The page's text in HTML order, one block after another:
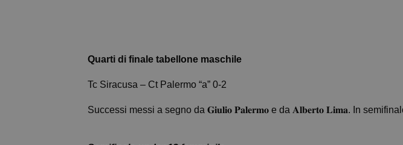
Quarti di finale tabellone maschile
Tc Siracusa – Ct Palermo “a” 0-2
Successi messi a segno da 𝐆𝐢𝐮𝐥𝐢𝐨 𝐏𝐚𝐥𝐞𝐫𝐦𝐨 e da 𝐀𝐥𝐛𝐞𝐫𝐭𝐨 𝐋𝐢𝐦𝐚. In